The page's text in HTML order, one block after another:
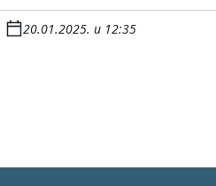
20.01.2025. u 12:35